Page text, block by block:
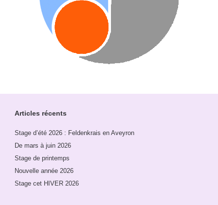
Articles récents
Stage d’été 2026 : Feldenkrais en Aveyron
De mars à juin 2026
Stage de printemps
Nouvelle année 2026
Stage cet HIVER 2026